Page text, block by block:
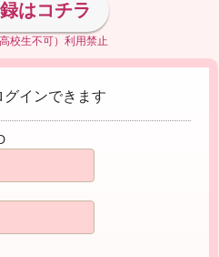
はコチラ
校生不可）利用禁止
インできます